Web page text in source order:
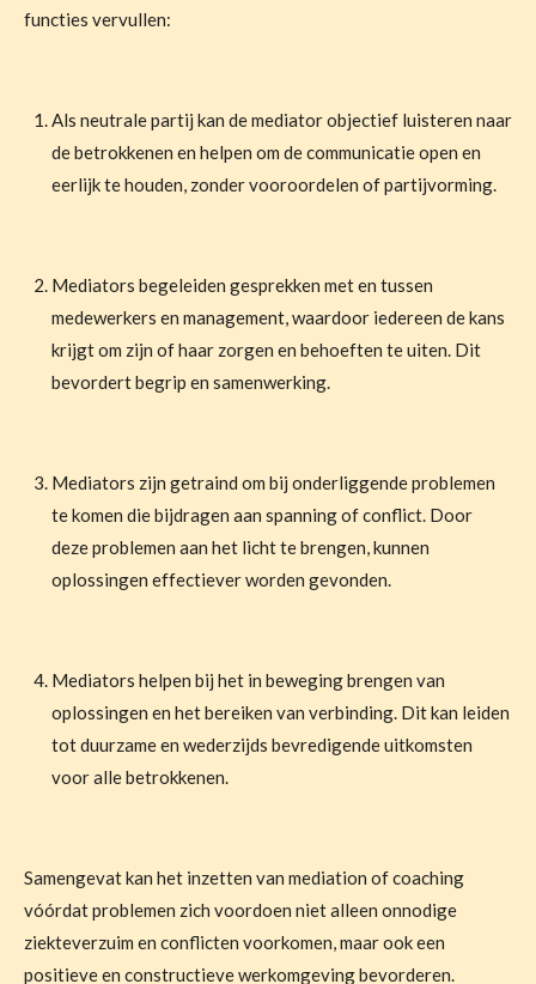
functies vervullen:
Als neutrale partij kan de mediator objectief luisteren naar
de betrokkenen en helpen om de communicatie open en
eerlijk te houden, zonder vooroordelen of partijvorming.
Mediators begeleiden gesprekken met en tussen
medewerkers en management, waardoor iedereen de kans
krijgt om zijn of haar zorgen en behoeften te uiten. Dit
bevordert begrip en samenwerking.
Mediators zijn getraind om bij onderliggende problemen
te komen die bijdragen aan spanning of conflict. Door
deze problemen aan het licht te brengen, kunnen
oplossingen effectiever worden gevonden.
Mediators helpen bij het in beweging brengen van
oplossingen en het bereiken van verbinding. Dit kan leiden
tot duurzame en wederzijds bevredigende uitkomsten
voor alle betrokkenen.
Samengevat kan het inzetten van mediation of coaching
vóórdat problemen zich voordoen niet alleen onnodige
ziekteverzuim en conflicten voorkomen, maar ook een
positieve en constructieve werkomgeving bevorderen.